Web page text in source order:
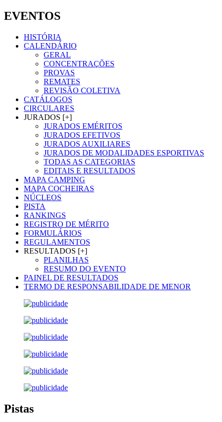
EVENTOS
HISTÓRIA
CALENDÁRIO
GERAL
CONCENTRAÇÕES
PROVAS
REMATES
REVISÃO COLETIVA
CATÁLOGOS
CIRCULARES
JURADOS [+]
JURADOS EMÉRITOS
JURADOS EFETIVOS
JURADOS AUXILIARES
JURADOS DE MODALIDADES ESPORTIVAS
TODAS AS CATEGORIAS
EDITAIS E RESULTADOS
MAPA CAMPING
MAPA COCHEIRAS
NÚCLEOS
PISTA
RANKINGS
REGISTRO DE MÉRITO
FORMULÁRIOS
REGULAMENTOS
RESULTADOS [+]
PLANILHAS
RESUMO DO EVENTO
PAINEL DE RESULTADOS
TERMO DE RESPONSABILIDADE DE MENOR
Pistas